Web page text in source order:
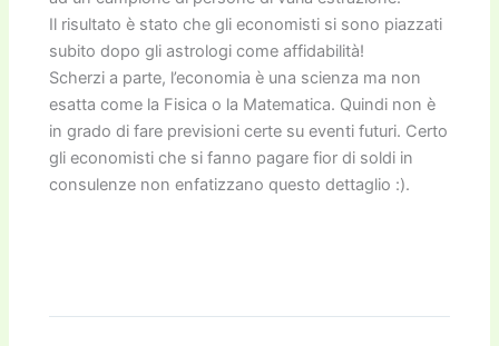
Il risultato è stato che gli economisti si sono piazzati
subito dopo gli astrologi come affidabilità!
Scherzi a parte, l’economia è una scienza ma non
esatta come la Fisica o la Matematica. Quindi non è
in grado di fare previsioni certe su eventi futuri. Certo
gli economisti che si fanno pagare fior di soldi in
consulenze non enfatizzano questo dettaglio :).